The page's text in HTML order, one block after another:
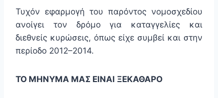
Τυχόν εφαρμογή του παρόντος νομοσχεδίου
ανοίγει τον δρόμο για καταγγελίες και
διεθνείς κυρώσεις, όπως είχε συμβεί και στην
περίοδο 2012–2014.
ΤΟ ΜΗΝΥΜΑ ΜΑΣ ΕΙΝΑΙ ΞΕΚΑΘΑΡΟ